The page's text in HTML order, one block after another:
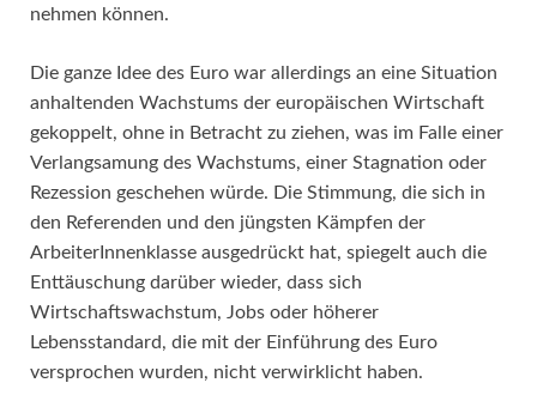
nehmen können.
Die ganze Idee des Euro war allerdings an eine Situation
anhaltenden Wachstums der europäischen Wirtschaft
gekoppelt, ohne in Betracht zu ziehen, was im Falle einer
Verlangsamung des Wachstums, einer Stagnation oder
Rezession geschehen würde. Die Stimmung, die sich in
den Referenden und den jüngsten Kämpfen der
ArbeiterInnenklasse ausgedrückt hat, spiegelt auch die
Enttäuschung darüber wieder, dass sich
Wirtschaftswachstum, Jobs oder höherer
Lebensstandard, die mit der Einführung des Euro
versprochen wurden, nicht verwirklicht haben.